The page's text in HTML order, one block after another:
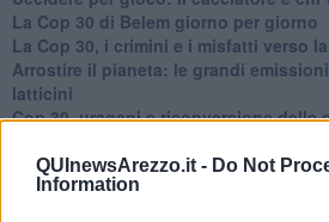
QUInewsArezzo.it - Do Not
Information
​La Cop 30 di Belem giorno per giorno
La Cop 30, i crimini e i misfatti verso
Arrostire il pianeta: le grandi
latticini
​Cop 30, uragani e riconversione delle
PTSD e suicidi svelano l’intento
dell’ignoranza